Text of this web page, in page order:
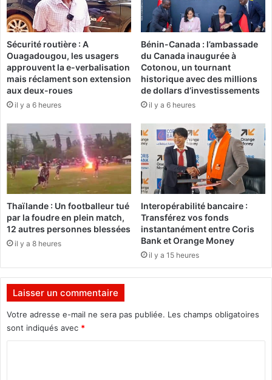
i
n
i
s
t
è
r
e
d
l
a
f
e
m
e
e
n
d
r
e
d
i
:
"
C
e
s
o
n
e
s
e
r
s
!
"
Sécurité routière : A
Ouagadougou, les usagers
approuvent la e-verbalisation
mais réclament son extension
aux deux-roues
il y a 6 heures
Bénin-Canada : l’ambassade
du Canada inaugurée à
Cotonou, un tournant
historique avec des millions
de dollars d’investissements
il y a 6 heures
Thaïlande : Un footballeur tué
par la foudre en plein match,
12 autres personnes blessées
il y a 8 heures
Interopérabilité bancaire :
Transférez vos fonds
instantanément entre Coris
Bank et Orange Money
il y a 15 heures
Laisser un commentaire
Votre adresse e-mail ne sera pas publiée. Les champs obligatoires
sont indiqués avec *